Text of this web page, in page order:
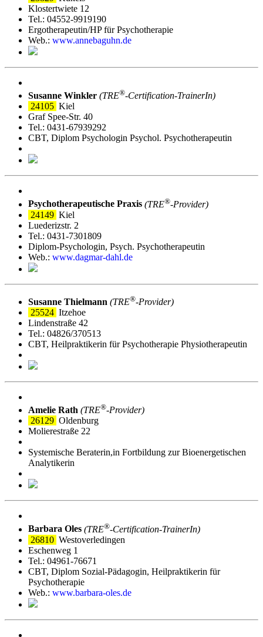
Klostertwiete 12
Tel.: 04552-9919190
Ergotherapeutin/HP für Psychotherapie
Web.: www.annebaguhn.de
Susanne Winkler (TRE®‑Certification-TrainerIn)
24105 Kiel
Graf Spee-Str. 40
Tel.: 0431-67939292
CBT, Diplom Psychologin Psychol. Psychotherapeutin
Psychotherapeutische Praxis (TRE®‑Provider)
24149 Kiel
Luederizstr. 2
Tel.: 0431-7301809
Diplom-Psychologin, Psych. Psychotherapeutin
Web.: www.dagmar-dahl.de
Susanne Thielmann (TRE®‑Provider)
25524 Itzehoe
Lindenstraße 42
Tel.: 04826/370513
CBT, Heilpraktikerin für Psychotherapie Physiotherapeutin
Amelie Rath (TRE®‑Provider)
26129 Oldenburg
Molierestraße 22
Systemische Beraterin,in Fortbildung zur Bioenergetischen
Analytikerin
Barbara Oles (TRE®‑Certification-TrainerIn)
26810 Westoverledingen
Eschenweg 1
Tel.: 04961-76671
CBT, Diplom Sozial-Pädagogin, Heilpraktikerin für
Psychotherapie
Web.: www.barbara-oles.de